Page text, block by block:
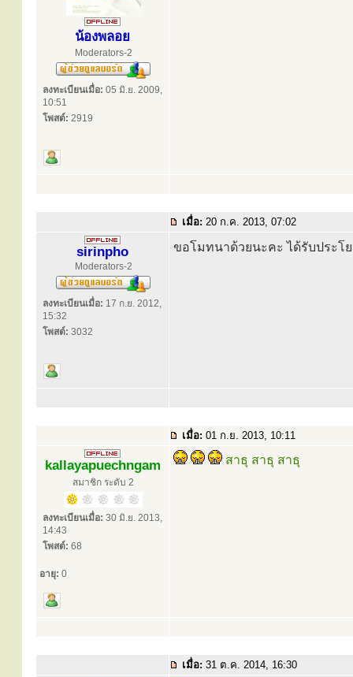
น้องพลอย
Moderators-2
ลงทะเบียนเมื่อ: 05 มิ.ย. 2009,
10:51
โพสต์: 2919
เมื่อ: 20 ก.ค. 2013, 07:02
sirinpho
Moderators-2
ลงทะเบียนเมื่อ: 17 ก.ย. 2012,
15:32
โพสต์: 3032
ขอโมทนาด้วยนะคะ ได้รับประโ
เมื่อ: 01 ก.ย. 2013, 10:11
kallayapuechngam
สมาชิก ระดับ 2
ลงทะเบียนเมื่อ: 30 มิ.ย. 2013,
14:43
โพสต์: 68
อายุ: 0
สาธุ สาธุ สาธุ
เมื่อ: 31 ต.ค. 2014, 16:30